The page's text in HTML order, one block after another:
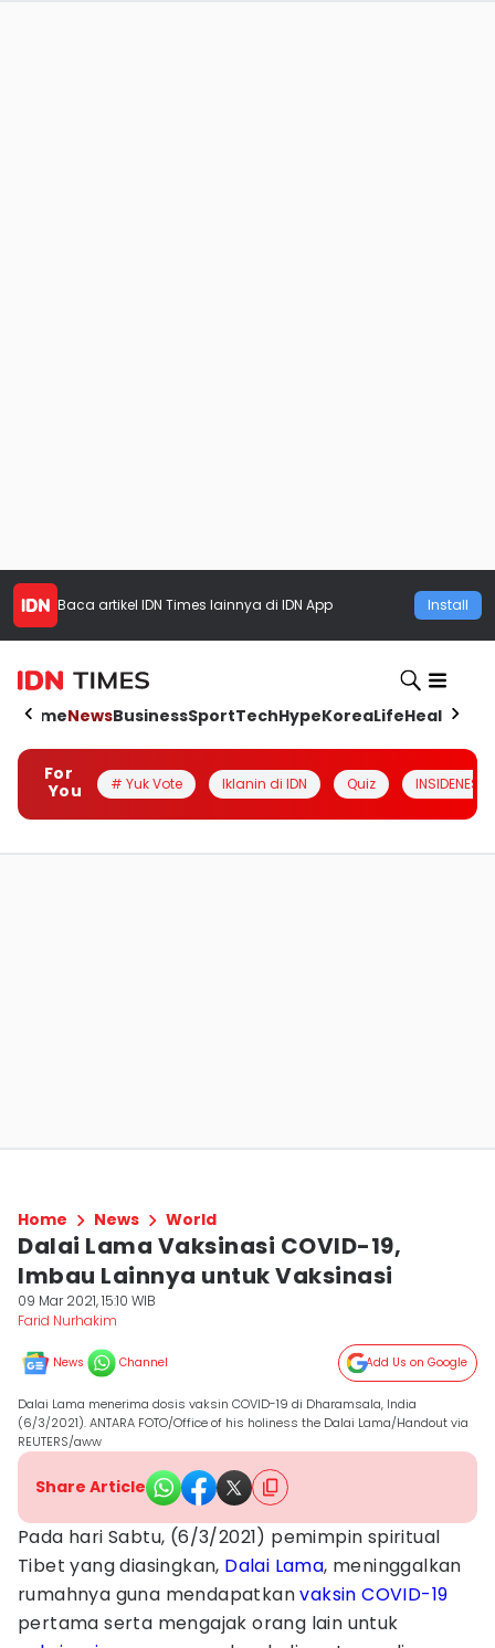
Baca artikel IDN Times lainnya di IDN App Install
HomeNewsBusinessSportTechHypeKoreaLifeHealth
For
You
# Yuk Vote Iklanin di IDN Quiz INSIDENESIA
Home News World
Dalai Lama Vaksinasi COVID-19,
Imbau Lainnya untuk Vaksinasi
09 Mar 2021, 15:10 WIB
Farid Nurhakim
News Channel Add Us on Google
Dalai Lama menerima dosis vaksin COVID-19 di Dharamsala, India
(6/3/2021). ANTARA FOTO/Office of his holiness the Dalai Lama/Handout via
REUTERS/aww
Share Article
Pada hari Sabtu, (6/3/2021) pemimpin spiritual
Tibet yang diasingkan, Dalai Lama, meninggalkan
rumahnya guna mendapatkanvaksin COVID-19
pertama serta mengajak orang lain untuk